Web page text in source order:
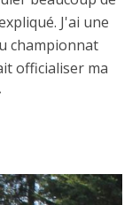
J'ai une
championnat
officialiser ma